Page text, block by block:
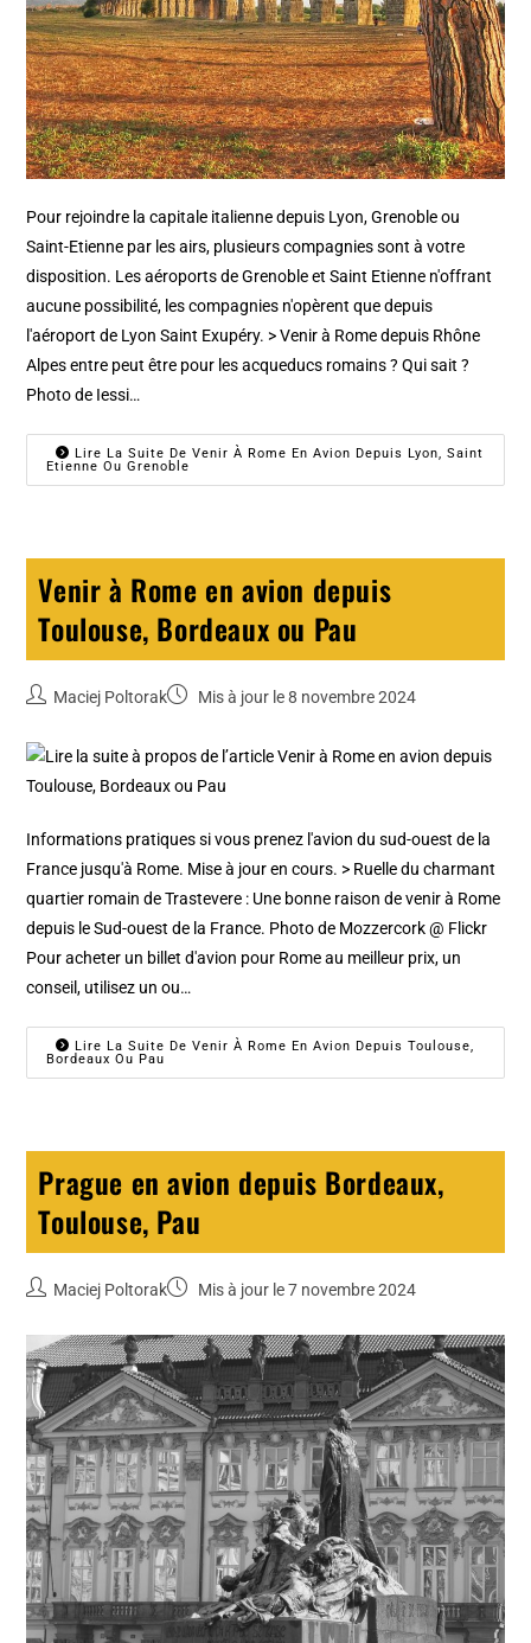
Pour rejoindre la capitale italienne depuis Lyon, Grenoble ou
Saint-Etienne par les airs, plusieurs compagnies sont à votre
disposition. Les aéroports de Grenoble et Saint Etienne n'offrant
aucune possibilité, les compagnies n'opèrent que depuis
l'aéroport de Lyon Saint Exupéry. > Venir à Rome depuis Rhône
Alpes entre peut être pour les acqueducs romains ? Qui sait ?
Photo de Iessi…
Lire La Suite De Venir À Rome En Avion Depuis Lyon, Saint
Etienne Ou Grenoble
Venir à Rome en avion depuis
Toulouse, Bordeaux ou Pau
Maciej Poltorak Mis à jour le 8 novembre 2024
Informations pratiques si vous prenez l'avion du sud-ouest de la
France jusqu'à Rome. Mise à jour en cours. > Ruelle du charmant
quartier romain de Trastevere : Une bonne raison de venir à Rome
depuis le Sud-ouest de la France. Photo de Mozzercork @ Flickr
Pour acheter un billet d'avion pour Rome au meilleur prix, un
conseil, utilisez un ou…
Lire La Suite De Venir À Rome En Avion Depuis Toulouse,
Bordeaux Ou Pau
Prague en avion depuis Bordeaux,
Toulouse, Pau
Maciej Poltorak Mis à jour le 7 novembre 2024